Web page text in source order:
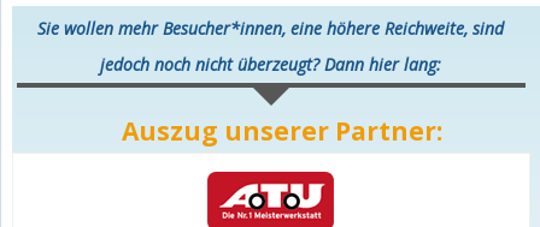
Sie wollen mehr Besucher*innen, eine höhere Reichweite, sind
jedoch noch nicht überzeugt? Dann hier lang:
Auszug unserer Partner: